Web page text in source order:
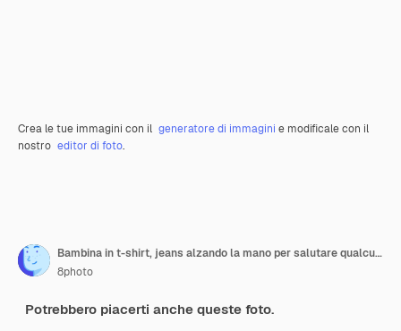
Crea le tue immagini con il generatore di immagini e modificale con il
nostro editor di foto.
Bambina in t-shirt, jeans alzando la mano per salutare qualcuno, incurvando le labbra e guardando dispiaciuto, vista frontale.
8photo
Potrebbero piacerti anche queste foto.